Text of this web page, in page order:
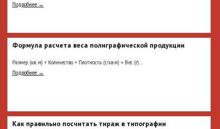
Подробнее →
Формула расчета веса полиграфической продукции
Размер (кв. м) × Количество × Плотность (г/кв.м) = Вес (г)...
Подробнее →
Как правильно посчитать тираж в типографии